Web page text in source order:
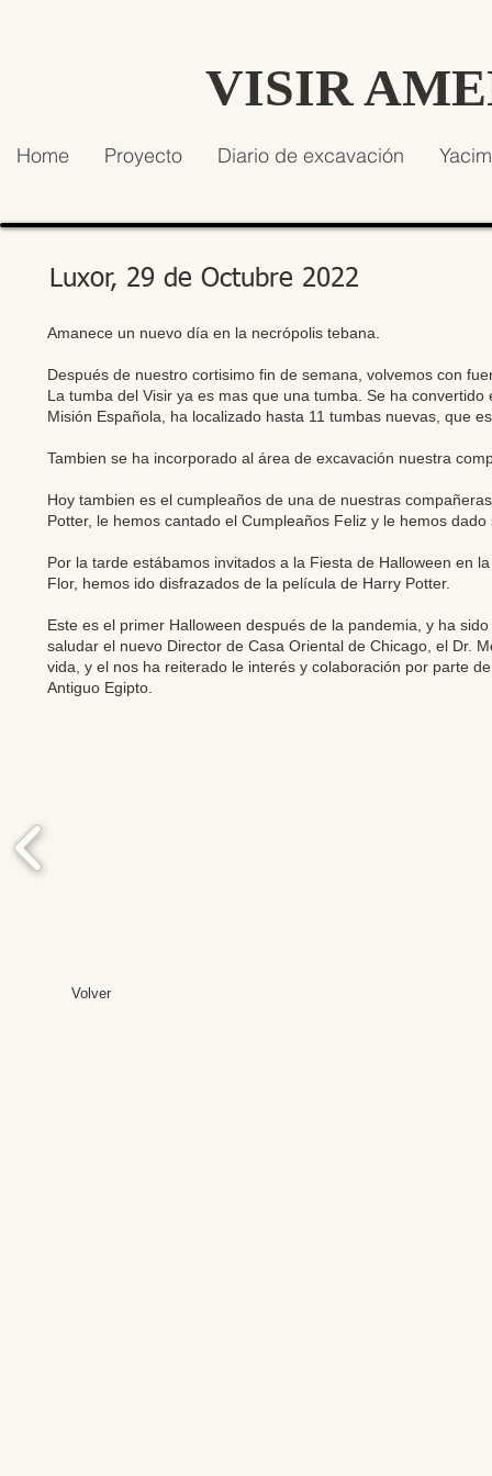
VISIR
Home Proyecto Diario de excavación
Luxor, 29 de Octubre 2022
Amanece un nuevo día en la necrópolis tebana.
Después de nuestro cortisimo fin de semana, volvemos con
La tumba del Visir ya es mas que una tumba. Se ha
Misión Española, ha localizado hasta 11 tumbas nuevas, que
Tambien se ha incorporado al área de excavación nuestra
Hoy tambien es el cumpleaños de una de nuestras
Potter, le hemos cantado el Cumpleaños Feliz y le hemos
Por la tarde estábamos invitados a la Fiesta de Halloween en
Flor, hemos ido disfrazados de la película de Harry Potter.
Este es el primer Halloween después de la pandemia, y ha
saludar el nuevo Director de Casa Oriental de Chicago, el Dr.
vida, y el nos ha reiterado le interés y colaboración por parte
Antiguo Egipto.
Volver